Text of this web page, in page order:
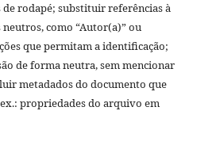
rodapé; substituir referências à
como “Autor(a)” ou
que permitam a identificação;
de forma neutra, sem mencionar
metadados do documento que
propriedades do arquivo em